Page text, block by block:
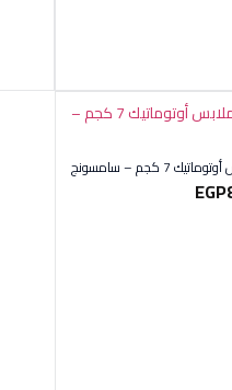
7 كجم – سامسونج
EGP